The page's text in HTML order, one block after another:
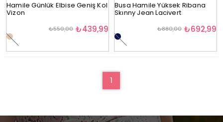
Hamile Günlük Elbise Geniş Kol
Vizon
₺439,99
₺550,00
Busa Hamile Yüksek Ribana
Skınny Jean Lacivert
₺692,99
₺880,00
1